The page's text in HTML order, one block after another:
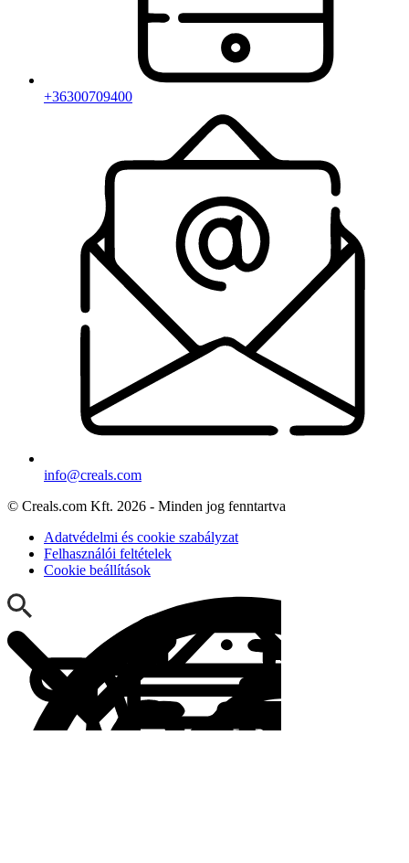
+36300709400
info@creals.com
© Creals.com Kft. 2026 - Minden jog fenntartva
Adatvédelmi és cookie szabályzat
Felhasználói feltételek
Cookie beállítások